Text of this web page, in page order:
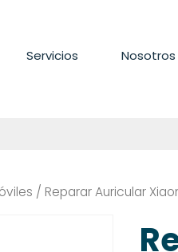
Servicios Nosotros
/ Reparar Auricular